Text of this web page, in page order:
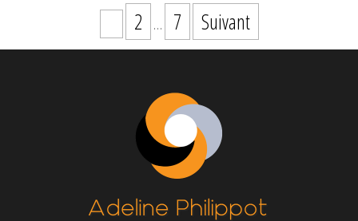
Pagination des publications
2 … 7 Suivant